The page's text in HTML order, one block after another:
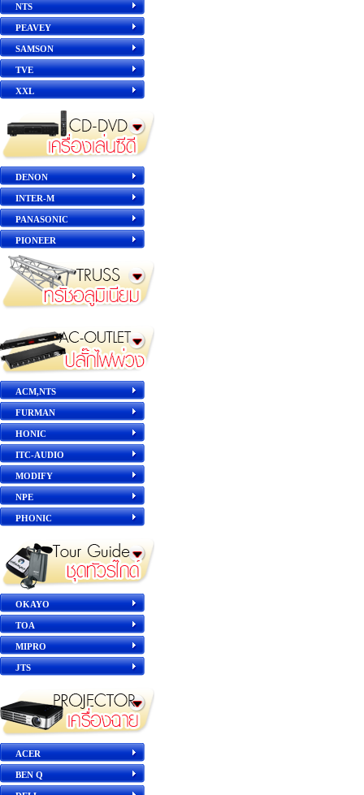
NTS
PEAVEY
SAMSON
TVE
XXL
DENON
INTER-M
PANASONIC
PIONEER
ACM,NTS
FURMAN
HONIC
ITC-AUDIO
MODIFY
NPE
PHONIC
OKAYO
TOA
MIPRO
JTS
ACER
BEN Q